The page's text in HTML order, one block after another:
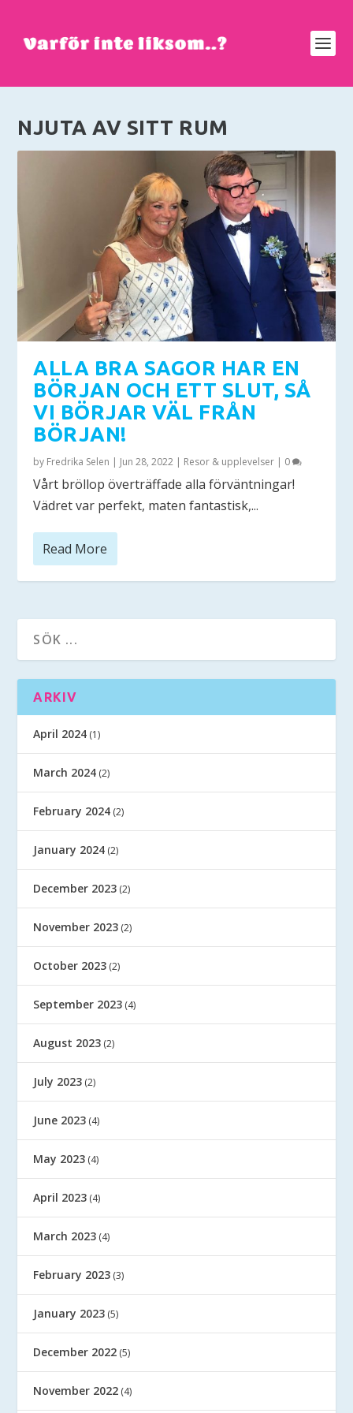
NJUTA AV SITT RUM
ALLA BRA SAGOR HAR EN
BÖRJAN OCH ETT SLUT, SÅ
VI BÖRJAR VÄL FRÅN
BÖRJAN!
by Fredrika Selen | Jun 28, 2022 | Resor & upplevelser | 0
Vårt bröllop överträffade alla förväntningar!
Vädret var perfekt, maten fantastisk,...
Read More
ARKIV
April 2024 (1)
March 2024 (2)
February 2024 (2)
January 2024 (2)
December 2023 (2)
November 2023 (2)
October 2023 (2)
September 2023 (4)
August 2023 (2)
July 2023 (2)
June 2023 (4)
May 2023 (4)
April 2023 (4)
March 2023 (4)
February 2023 (3)
January 2023 (5)
December 2022 (5)
November 2022 (4)